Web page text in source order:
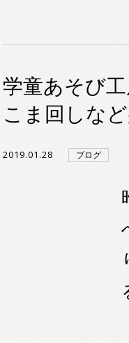
学童あそび
こま回しな
2019.01.28 ブログ